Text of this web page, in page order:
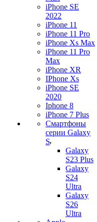
iPhone SE
2022
iPhone 11
iPhone 11 Pro
iPhone Xs Max
iPhone 11 Pro
Max
iPhone XR
IPhone Xs
iPhone SE
2020
Iphone 8
iPhone 7 Plus
Смартфоны
серии Galaxy
S
Galaxy
S23 Plus
Galaxy
S24
Ultra
Galaxy
S26
Ultra